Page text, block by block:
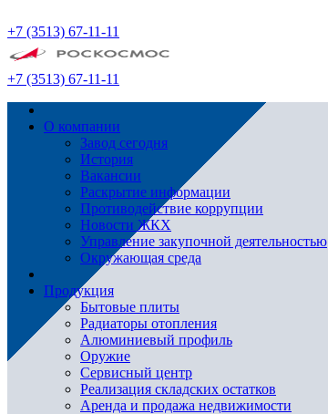
+7 (3513) 67-11-11
+7 (3513) 67-11-11
О компании
Завод сегодня
История
Вакансии
Раскрытие информации
Противодействие коррупции
Новости ЖКХ
Управление закупочной деятельностью
Окружающая среда
Продукция
Бытовые плиты
Радиаторы отопления
Алюминиевый профиль
Оружие
Сервисный центр
Реализация складских остатков
Аренда и продажа недвижимости